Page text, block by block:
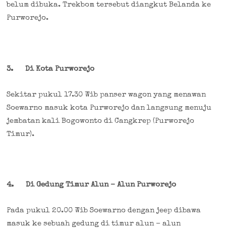
belum dibuka. Trekbom tersebut diangkut Belanda ke
Purworejo.
3. Di Kota Purworejo
Sekitar pukul 17.30 Wib panser wagon yang menawan
Soewarno masuk kota Purworejo dan langsung menuju
jembatan kali Bogowonto di Cangkrep (Purworejo
Timur).
4. Di Gedung Timur Alun – Alun Purworejo
Pada pukul 20.00 Wib Soewarno dengan jeep dibawa
masuk ke sebuah gedung di timur alun – alun